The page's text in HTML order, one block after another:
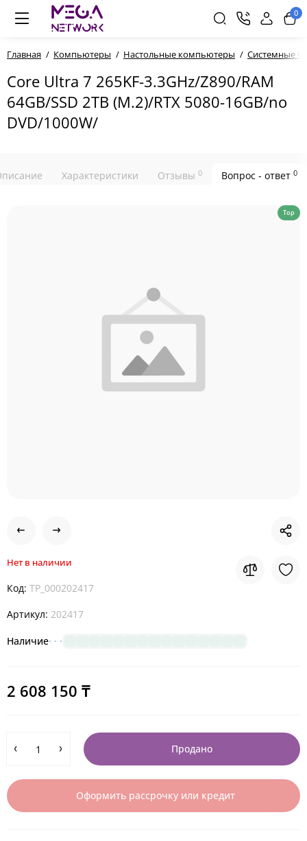
0
Главная Компьютеры Настольные компьютеры Системные
Core Ultra 7 265KF-3.3GHz/Z890/RAM
64GB/SSD 2TB (M.2)/RTX 5080-16GB/no
DVD/1000W/
Характеристики Отзывы 0 Вопрос - ответ 0
Top
Нет в наличии
Код: TP_000202417
Артикул: 202417
Наличие
2 608 150 ₸
Продано
Оформить рассрочку или кредит